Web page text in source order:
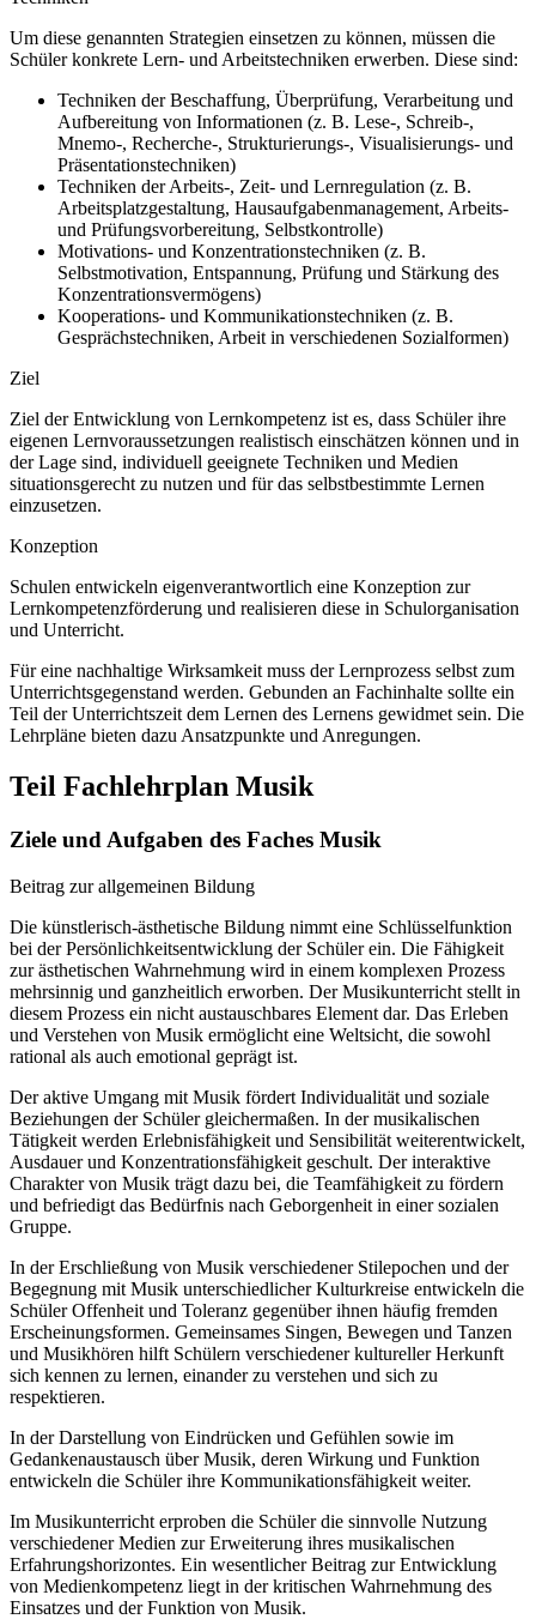
Um diese genannten Strategien einsetzen zu können, müssen die
Schüler konkrete Lern- und Arbeitstechniken erwerben. Diese sind:
Techniken der Beschaffung, Überprüfung, Verarbeitung und
Aufbereitung von Informationen (z. B. Lese-, Schreib-,
Mnemo-, Recherche-, Strukturierungs-, Visualisierungs- und
Präsentationstechniken)
Techniken der Arbeits-, Zeit- und Lernregulation (z. B.
Arbeitsplatzgestaltung, Hausaufgabenmanagement, Arbeits-
und Prüfungsvorbereitung, Selbstkontrolle)
Motivations- und Konzentrationstechniken (z. B.
Selbstmotivation, Entspannung, Prüfung und Stärkung des
Konzentrationsvermögens)
Kooperations- und Kommunikationstechniken (z. B.
Gesprächstechniken, Arbeit in verschiedenen Sozialformen)
Ziel
Ziel der Entwicklung von Lernkompetenz ist es, dass Schüler ihre
eigenen Lernvoraussetzungen realistisch einschätzen können und in
der Lage sind, individuell geeignete Techniken und Medien
situationsgerecht zu nutzen und für das selbstbestimmte Lernen
einzusetzen.
Konzeption
Schulen entwickeln eigenverantwortlich eine Konzeption zur
Lernkompetenzförderung und realisieren diese in Schulorganisation
und Unterricht.
Für eine nachhaltige Wirksamkeit muss der Lernprozess selbst zum
Unterrichtsgegenstand werden. Gebunden an Fachinhalte sollte ein
Teil der Unterrichtszeit dem Lernen des Lernens gewidmet sein. Die
Lehrpläne bieten dazu Ansatzpunkte und Anregungen.
Teil Fachlehrplan Musik
Ziele und Aufgaben des Faches Musik
Beitrag zur allgemeinen Bildung
Die künstlerisch-ästhetische Bildung nimmt eine Schlüsselfunktion
bei der Persönlichkeitsentwicklung der Schüler ein. Die Fähigkeit
zur ästhetischen Wahrnehmung wird in einem komplexen Prozess
mehrsinnig und ganzheitlich erworben. Der Musikunterricht stellt in
diesem Prozess ein nicht austauschbares Element dar. Das Erleben
und Verstehen von Musik ermöglicht eine Weltsicht, die sowohl
rational als auch emotional geprägt ist.
Der aktive Umgang mit Musik fördert Individualität und soziale
Beziehungen der Schüler gleichermaßen. In der musikalischen
Tätigkeit werden Erlebnisfähigkeit und Sensibilität weiterentwickelt,
Ausdauer und Konzentrationsfähigkeit geschult. Der interaktive
Charakter von Musik trägt dazu bei, die Teamfähigkeit zu fördern
und befriedigt das Bedürfnis nach Geborgenheit in einer sozialen
Gruppe.
In der Erschließung von Musik verschiedener Stilepochen und der
Begegnung mit Musik unterschiedlicher Kulturkreise entwickeln die
Schüler Offenheit und Toleranz gegenüber ihnen häufig fremden
Erscheinungsformen. Gemeinsames Singen, Bewegen und Tanzen
und Musikhören hilft Schülern verschiedener kultureller Herkunft
sich kennen zu lernen, einander zu verstehen und sich zu
respektieren.
In der Darstellung von Eindrücken und Gefühlen sowie im
Gedankenaustausch über Musik, deren Wirkung und Funktion
entwickeln die Schüler ihre Kommunikationsfähigkeit weiter.
Im Musikunterricht erproben die Schüler die sinnvolle Nutzung
verschiedener Medien zur Erweiterung ihres musikalischen
Erfahrungshorizontes. Ein wesentlicher Beitrag zur Entwicklung
von Medienkompetenz liegt in der kritischen Wahrnehmung des
Einsatzes und der Funktion von Musik.